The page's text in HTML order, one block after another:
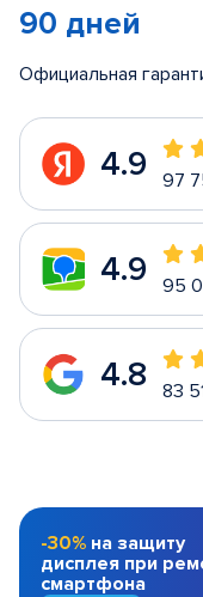
90 дней
Официальная
4.9 97
4.9 95
4.8 83
-30% на защиту
дисплея при
смартфона